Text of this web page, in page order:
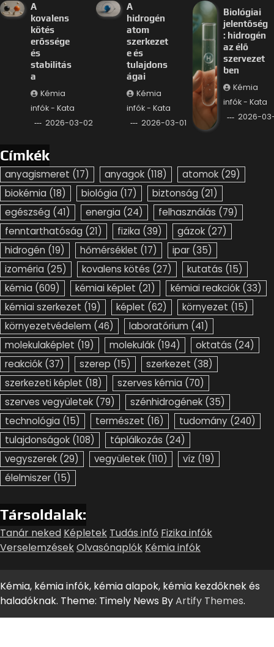
A
kovalens
kötés
erőssége
és
stabilitás
a
Kémia
infók - Kata
2026-03-02
A
hidrogén
atom
szerkezet
e és
tulajdons
ágai
Kémia
infók - Kata
2026-03-01
Biológiai
jelentőség
: hidrogén
az élő
szervezet
ben
Kémia
infók - Kata
2026-
Címkék
anyagismeret (17) anyagok (118) atomok (29)
biokémia (18) biológia (17) biztonság (21)
egészség (41) energia (24) felhasználás (79)
fenntarthatóság (21) fizika (39) gázok (27)
hidrogén (19) hőmérséklet (17) ipar (35)
izoméria (25) kovalens kötés (27) kutatás (15)
kémia (609) kémiai képlet (21) kémiai reakciók (33)
kémiai szerkezet (19) képlet (62) környezet (15)
környezetvédelem (46) laboratórium (41)
molekulaképlet (19) molekulák (194) oktatás (24)
reakciók (37) szerep (15) szerkezet (38)
szerkezeti képlet (18) szerves kémia (70)
szerves vegyületek (79) szénhidrogének (35)
technológia (15) természet (16) tudomány (240)
tulajdonságok (108) táplálkozás (24)
vegyszerek (29) vegyületek (110) víz (19)
élelmiszer (15)
Társoldalak:
Tanár neked Képletek Tudás infó Fizika infók
VerselemzésekOlvasónaplók Kémia infók
Kémia, kémia infók, kémia alapok, kémia kezdőknek és
haladóknak. Theme: Timely News ByArtify Themes.